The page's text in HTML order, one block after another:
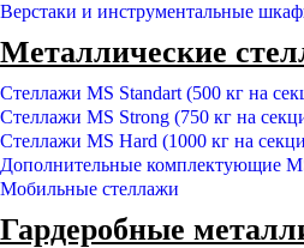
Верстаки и инструментальные
Металлические
Стеллажи MS Standart (500 кг на
Стеллажи MS Strong (750 кг на
Стеллажи MS Hard (1000 кг на
Дополнительные комплектующие
Мобильные стеллажи
Гардеробные